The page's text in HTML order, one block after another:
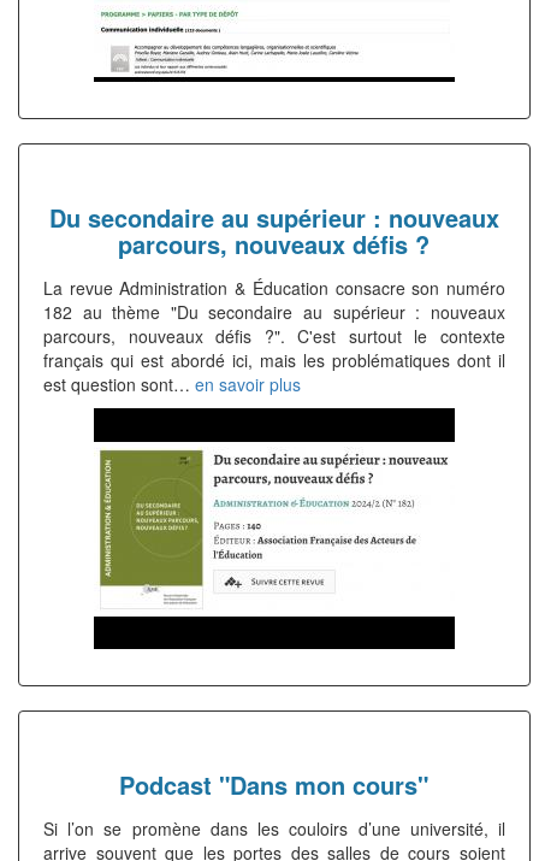
Du secondaire au supérieur : nouveaux
parcours, nouveaux défis ?
La revue Administration & Éducation consacre son numéro
182 au thème "Du secondaire au supérieur : nouveaux
parcours, nouveaux défis ?". C'est surtout le contexte
français qui est abordé ici, mais les problématiques dont il
est question sont… en savoir plus
Podcast "Dans mon cours"
Si l’on se promène dans les couloirs d’une université, il
arrive souvent que les portes des salles de cours soient